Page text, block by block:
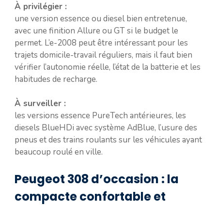
À privilégier :
une version essence ou diesel bien entretenue,
avec une finition Allure ou GT si le budget le
permet. L’e-2008 peut être intéressant pour les
trajets domicile-travail réguliers, mais il faut bien
vérifier l’autonomie réelle, l’état de la batterie et les
habitudes de recharge.
À surveiller :
les versions essence PureTech antérieures, les
diesels BlueHDi avec système AdBlue, l’usure des
pneus et des trains roulants sur les véhicules ayant
beaucoup roulé en ville.
Peugeot 308 d’occasion : la
compacte confortable et